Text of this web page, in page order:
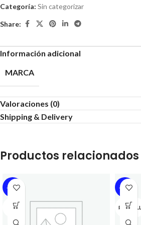
Categoría: Sin categorizar
Share:
Información adicional
MARCA
Valoraciones (0)
Shipping & Delivery
Productos relacionados
-13%
3M
-13%
PROCELL